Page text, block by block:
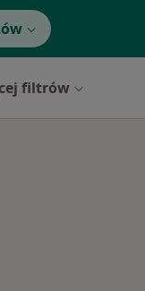
filtrów